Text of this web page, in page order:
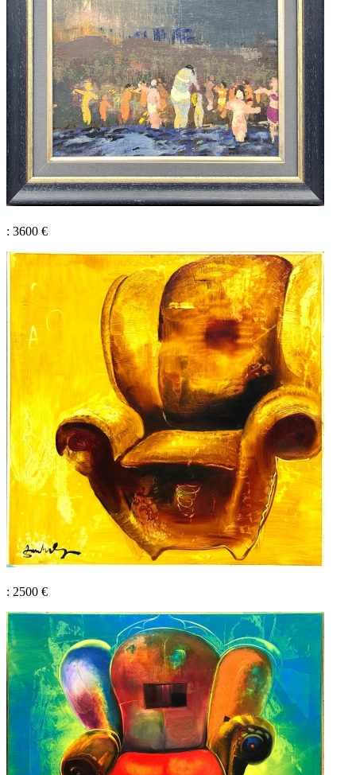
: 3600 €
: 2500 €